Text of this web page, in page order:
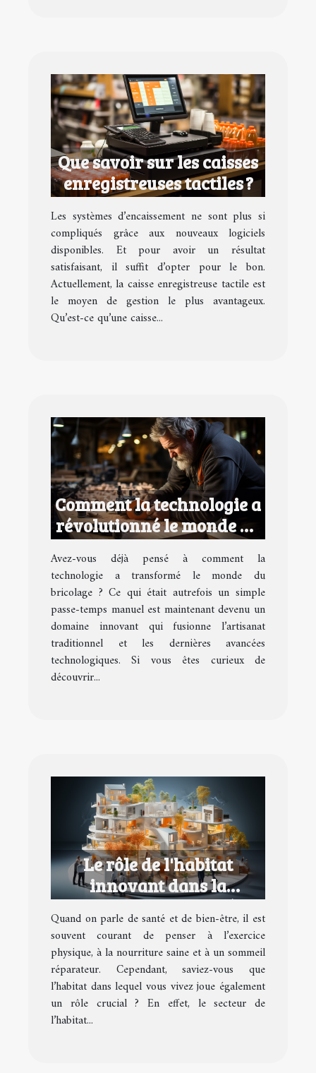
Que savoir sur les caisses
enregistreuses tactiles ?
Les systèmes d’encaissement ne sont plus si
compliqués grâce aux nouveaux logiciels
disponibles. Et pour avoir un résultat
satisfaisant, il suffit d’opter pour le bon.
Actuellement, la caisse enregistreuse tactile est
le moyen de gestion le plus avantageux.
Qu’est-ce qu’une caisse...
Comment la technologie a
révolutionné le monde du
bricolage
Avez-vous déjà pensé à comment la
technologie a transformé le monde du
bricolage ? Ce qui était autrefois un simple
passe-temps manuel est maintenant devenu un
domaine innovant qui fusionne l’artisanat
traditionnel et les dernières avancées
technologiques. Si vous êtes curieux de
découvrir...
Le rôle de l'habitat
innovant dans la
promotion de la santé et
du bien-être
Quand on parle de santé et de bien-être, il est
souvent courant de penser à l’exercice
physique, à la nourriture saine et à un sommeil
réparateur. Cependant, saviez-vous que
l’habitat dans lequel vous vivez joue également
un rôle crucial ? En effet, le secteur de
l’habitat...